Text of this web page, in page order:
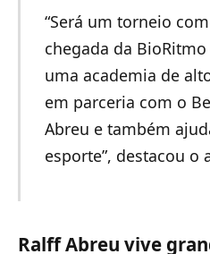
“Será um torneio
chegada da
uma academia de
em parceria com o
Abreu e também
esporte”, destacou o
Ralff Abreu vive